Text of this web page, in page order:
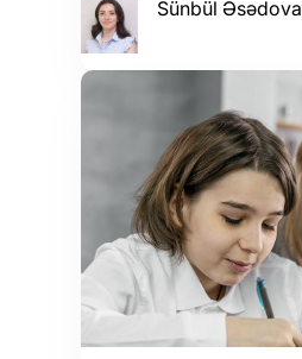
Sünbül Əsədova